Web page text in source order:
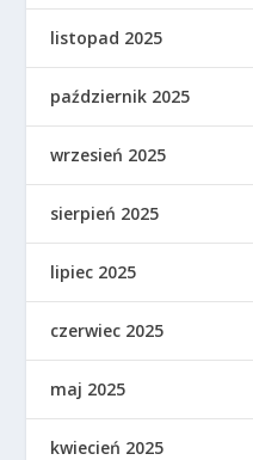
listopad 2025
październik 2025
wrzesień 2025
sierpień 2025
lipiec 2025
czerwiec 2025
maj 2025
kwiecień 2025